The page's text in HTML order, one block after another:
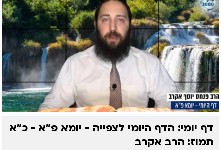
דף יומי: הדף היומי לצפייה - יומא פ"א - כ"א
תמוז: הרב אקרב